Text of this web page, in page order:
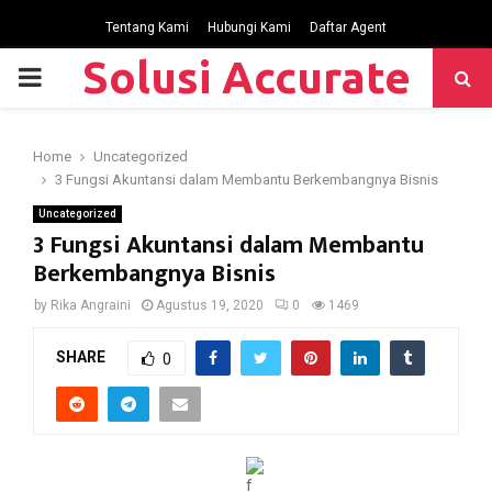
Tentang Kami Hubungi Kami Daftar Agent
P
M
A
Solusi Accurate
Home
Uncategorized
3 Fungsi Akuntansi dalam Membantu Berkembangnya Bisnis
Uncategorized
3 Fungsi Akuntansi dalam Membantu
Berkembangnya Bisnis
by Rika Angraini Agustus 19, 2020 0 1469
SHARE 0